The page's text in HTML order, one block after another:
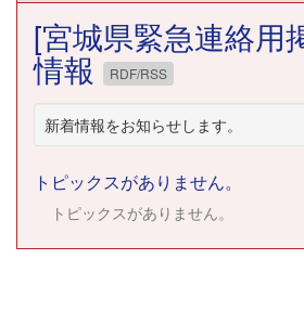
[宮城県緊急連絡用
情報 RDF/RSS
新着情報をお知らせします。
トピックスがありません。
トピックスがありません。